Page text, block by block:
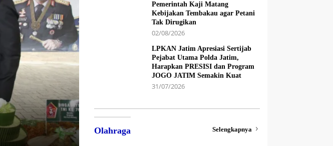
Pemerintah Kaji Matang
Kebijakan Tembakau agar Petani
Tak Dirugikan
02/08/2026
LPKAN Jatim Apresiasi Sertijab
Pejabat Utama Polda Jatim,
Harapkan PRESISI dan Program
JOGO JATIM Semakin Kuat
31/07/2026
Olahraga Selengkapnya